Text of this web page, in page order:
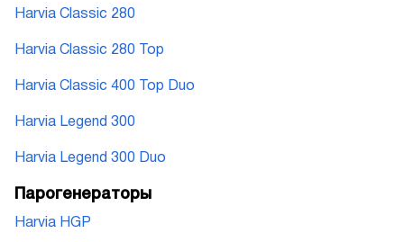
Harvia Classic 280
Harvia Classic 280 Top
Harvia Classic 400 Top Duo
Harvia Legend 300
Harvia Legend 300 Duo
Парогенераторы
Harvia HGP